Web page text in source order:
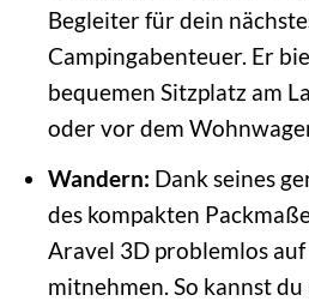
Begleiter für dein
Campingabenteuer. Er
bequemen Sitzplatz am
oder vor dem
Wandern: Dank seines
des kompakten
Aravel 3D problemlos
mitnehmen. So kannst